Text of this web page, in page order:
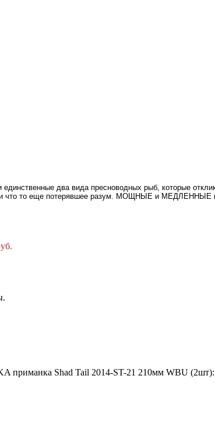
два вида пресноводных рыб, которые
что то еще потерявшее разум. МОЩНЫЕ и МЕДЛЕННЫЕ
приманка Shad Tail 2014-ST-21 210мм WBU (2шт):